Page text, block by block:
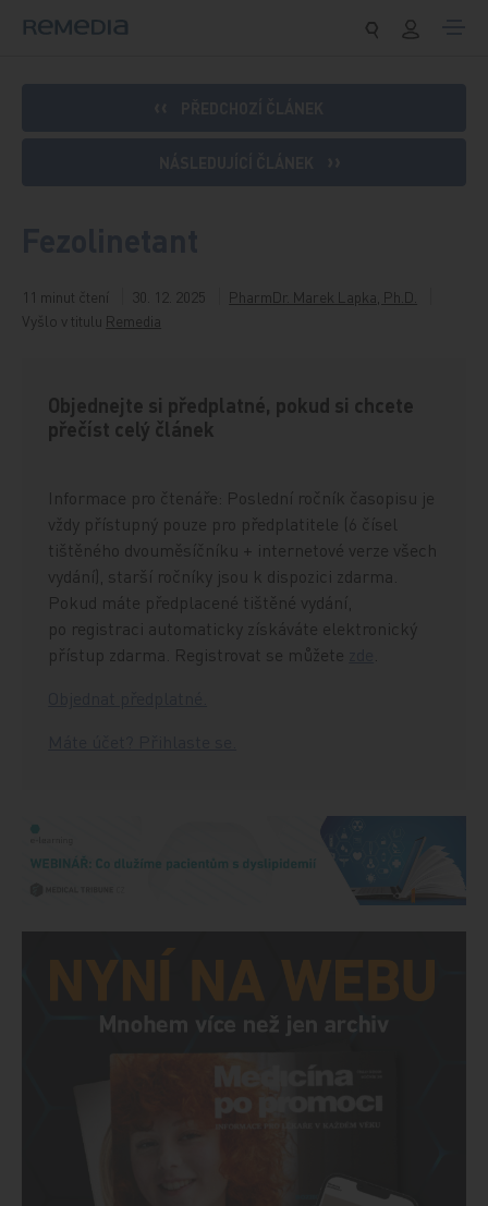
11 minut čtení 30. 12. 2025
PharmDr. Marek Lapka, Ph.D.
Vyšlo v titulu Remedia
Objednejte si předplatné, pokud si chcete
přečíst celý článek
Informace pro čtenáře: Poslední ročník časopisu je
vždy přístupný pouze pro předplatitele (6 čísel
tištěného dvouměsíčníku + internetové verze všech
vydání), starší ročníky jsou k dispozici zdarma.
Pokud máte předplacené tištěné vydání,
po registraci automaticky získáváte elektronický
přístup zdarma. Registrovat se můžete